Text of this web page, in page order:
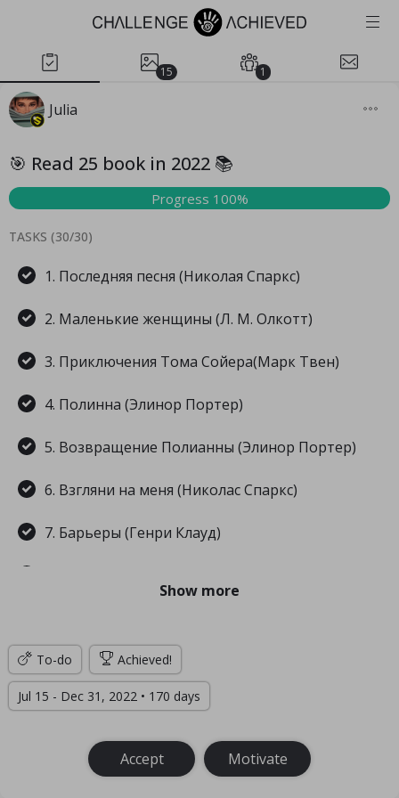
15 1
Julia
🎯 Read 25 book in 2022 📚
Progress 100%
TASKS (30/30)
1. Последняя песня (Николая Спаркс)
2. Маленькие женщины (Л. М. Олкотт)
3. Приключения Тома Сойера(Марк Твен)
4. Полинна (Элинор Портер)
5. Возвращение Полианны (Элинор Портер)
6. Взгляни на меня (Николас Спаркс)
7. Барьеры (Генри Клауд)
10. Тело помнит все (Бессел ван дер Колк)
11. Юные жены (Л. М. Олкотт)
12. Маленькие мужчины (Л. М. Олкотт)
Show more
To-do Achieved!
Jul 15 - Dec 31, 2022 • 170 days
Accept Motivate